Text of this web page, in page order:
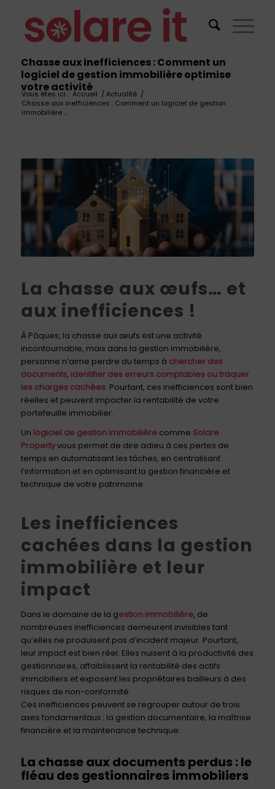
Chasse aux inefficiences : Comment un
logiciel de gestion immobilière optimise
votre activité
Vous êtes ici : Accueil / Actualité /
Chasse aux inefficiences : Comment un logiciel de gestion
immobilière ...
La chasse aux œufs… et
aux inefficiences !
À Pâques, la chasse aux œufs est une activité
incontournable, mais dans la gestion immobilière,
personne n’aime perdre du temps à chercher des
documents, identifier des erreurs comptables ou traquer
les charges cachées. Pourtant, ces inefficiences sont bien
réelles et peuvent impacter la rentabilité de votre
portefeuille immobilier.
Un logiciel de gestion immobilièrecomme Solare
Propertyvous permet de dire adieu à ces pertes de
temps en automatisant les tâches, en centralisant
l’information et en optimisant la gestion financière et
technique de votre patrimoine.
Les inefficiences
cachées dans la gestion
immobilière et leur
impact
Dans le domaine de la gestion immobilière, de
nombreuses inefficiences demeurent invisibles tant
qu’elles ne produisent pas d’incident majeur. Pourtant,
leur impact est bien réel. Elles nuisent à la productivité des
gestionnaires, affaiblissent la rentabilité des actifs
immobiliers et exposent les propriétaires bailleurs à des
risques de non-conformité.
Ces inefficiences peuvent se regrouper autour de trois
axes fondamentaux : la gestion documentaire, la maîtrise
financière et la maintenance technique.
La chasse aux documents perdus : le
fléau des gestionnaires immobiliers